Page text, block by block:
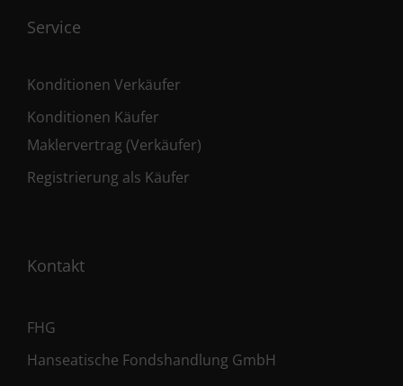
Service
Konditionen Verkäufer
Konditionen Käufer
Maklervertrag (Verkäufer)
Registrierung als Käufer
Kontakt
FHG
Hanseatische Fondshandlung GmbH